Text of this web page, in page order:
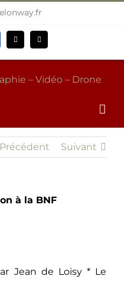
X Email
Précédent Suivant
à la BNF
Jean de Loisy * Le